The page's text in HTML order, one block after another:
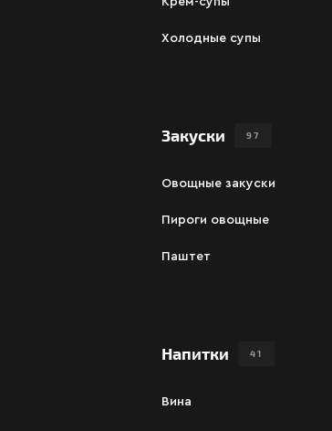
Холодные супы
Закуски 97
Овощные закуски
Пироги овощные
Паштет
Напитки 41
Вина